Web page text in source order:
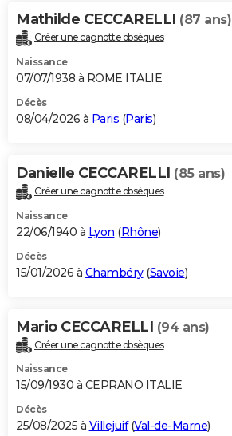
Bricolage
Lifestyle
Culture
Sport
Auto
Television
Voyage
Cinema
Mathilde CECCARELLI (87 ans)
Créer une cagnotte obsèques
Naissance
07/07/1938 à ROME ITALIE
Décès
08/04/2026 à Paris (Paris)
Danielle CECCARELLI (85 ans)
Créer une cagnotte obsèques
Naissance
22/06/1940 à Lyon (Rhône)
Décès
15/01/2026 à Chambéry(Savoie)
Mario CECCARELLI (94 ans)
Créer une cagnotte obsèques
Naissance
15/09/1930 à CEPRANO ITALIE
Décès
25/08/2025 à Villejuif(Val-de-Marne)